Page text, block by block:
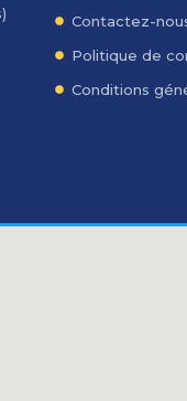
Contactez-
Politique de
Conditions